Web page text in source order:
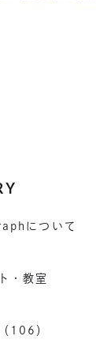
について
・教室
106）